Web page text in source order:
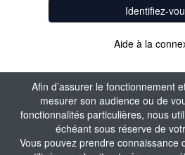
Afin d’assurer le fonctionnement
mesurer son audience ou de
fonctionnalités particulières, nous
échéant sous réserve de
Vous pouvez prendre connaissance
Identifiez-
Aide à la